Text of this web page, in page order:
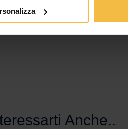
messe a disposizione di
Anche..